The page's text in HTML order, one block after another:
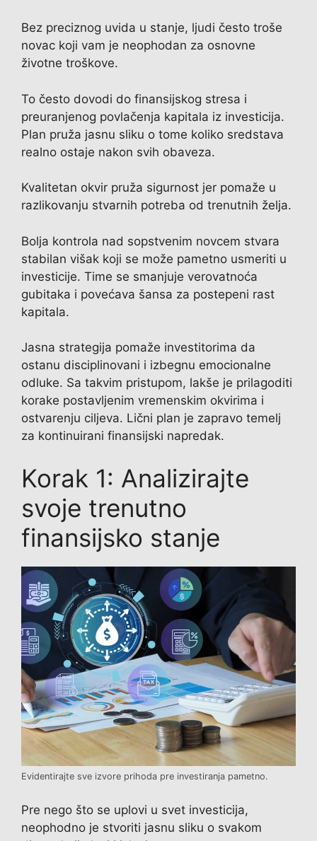
Bez preciznog uvida u stanje, ljudi često troše
novac koji vam je neophodan za osnovne
životne troškove.
To često dovodi do finansijskog stresa i
preuranjenog povlačenja kapitala iz investicija.
Plan pruža jasnu sliku o tome koliko sredstava
realno ostaje nakon svih obaveza.
Kvalitetan okvir pruža sigurnost jer pomaže u
razlikovanju stvarnih potreba od trenutnih želja.
Bolja kontrola nad sopstvenim novcem stvara
stabilan višak koji se može pametno usmeriti u
investicije. Time se smanjuje verovatnoća
gubitaka i povećava šansa za postepeni rast
kapitala.
Jasna strategija pomaže investitorima da
ostanu disciplinovani i izbegnu emocionalne
odluke. Sa takvim pristupom, lakše je prilagoditi
korake postavljenim vremenskim okvirima i
ostvarenju ciljeva. Lični plan je zapravo temelj
za kontinuirani finansijski napredak.
Korak 1: Analizirajte
svoje trenutno
finansijsko stanje
Evidentirajte sve izvore prihoda pre investiranja pametno.
Pre nego što se uplovi u svet investicija,
neophodno je stvoriti jasnu sliku o svakom